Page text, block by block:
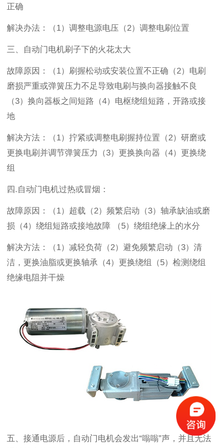
正确
解决办法：（1）调整电源电压（2）调整电刷位置
三、自动门电机刷子下的火花太大
故障原因：（1）刷握松动或安装位置不正确（2）电刷
磨损严重或弹簧压力不足导致电刷与换向器接触不良
（3）换向器板之间短路（4）电枢绕组短路，开路或接
地
解决方法：（1）拧紧或调整电刷握持位置（2）研磨或
更换电刷并调节弹簧压力（3）更换换向器（4）更换绕
组
四.自动门电机过热或冒烟 ：
故障原因：（1）超载（2）频繁启动（3）轴承缺油或磨
损（4）绕组短路或接地故障 （5）绕组绝缘上的水分
解决方法：（1）减轻负荷（2）避免频繁启动（3）清
洁，更换油脂或更换轴承（4）更换绕组（5）检测绕组
绝缘电阻并干燥
五、 接通电源后， 自动门电机会发出“嗡嗡”声，并且无法